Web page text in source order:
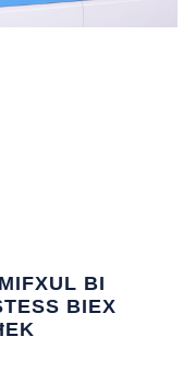
BI
BIEX